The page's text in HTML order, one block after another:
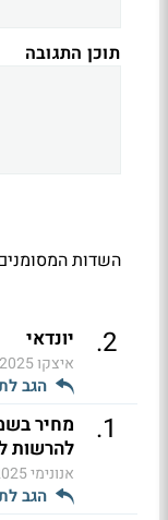
תוכן התגובה
השדות
2
. יונדאי
איצקו02:21
הגב
1
.
מחיר
להרשות
אנונימי
הגב